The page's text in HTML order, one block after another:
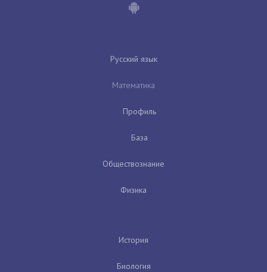
Русский язык
Математика
Профиль
База
Обществознание
Физика
История
Биология